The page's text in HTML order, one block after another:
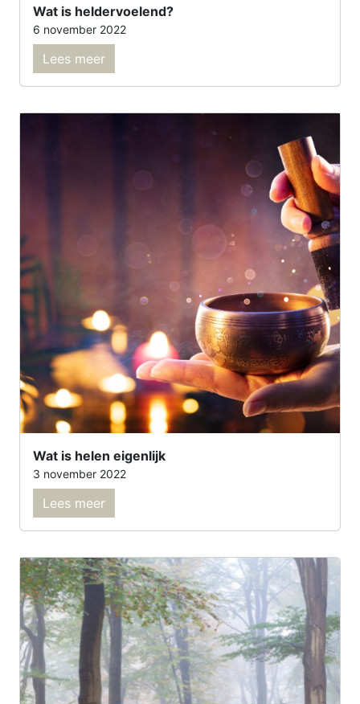
Wat is heldervoelend?
6 november 2022
Lees meer
Wat is helen eigenlijk
3 november 2022
Lees meer